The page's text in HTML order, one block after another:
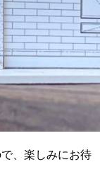
、楽しみにお待